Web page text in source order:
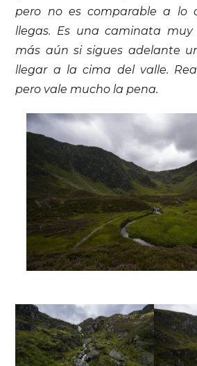
pero no es comparable a lo
llegas. Es una caminata
más aún si sigues adelante
llegar a la cima del valle.
pero vale mucho la pena.